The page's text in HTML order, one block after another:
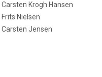
Carsten Krogh Hansen
Frits Nielsen
Carsten Jensen